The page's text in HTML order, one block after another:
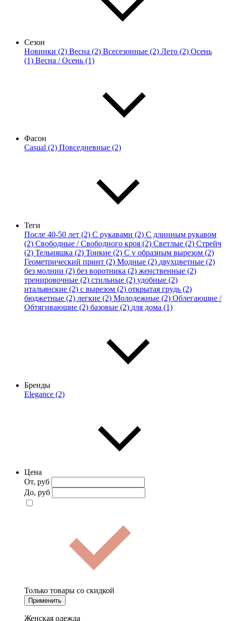
Сезон
Новинки (2) Весна (2) Всесезонные (2) Лето (2) Осень
(1) Весна / Осень (1)
Фасон
Casual (2) Повседневные (2)
Теги
После 40-50 лет (2) С рукавами (2) С длинным рукавом
(2) Свободные / Свободного кроя (2) Светлые (2) Стрейч
(2) Тельняшка (2) Тонкие (2) С v образным вырезом (2)
Геометрический принт (2) Модные (2) двухцветные (2)
без молнии (2) без воротника (2) женственные (2)
тренировочные (2) стильные (2) удобные (2)
итальянские (2) с вырезом (2) открытая грудь (2)
бюджетные (2) легкие (2) Молодежные (2) Облегающие /
Обтягивающие (2) базовые (2) для дома (1)
Бренды
Elegance (2)
Цена
От, руб
До, руб
Только товары со скидкой
Применить
Женская одежда